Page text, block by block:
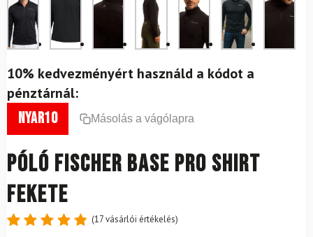
10% kedvezményért használd a kódot a
pénztárnál:
nyar10 Másolás a vágólapra
Póló FISCHER Base Pro Shirt
Fekete
(17vásárlói értékelés)